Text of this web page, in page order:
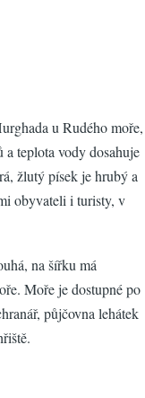
u Rudého moře,
teplota vody dosahuje
žlutý písek je hrubý a
obyvateli i turisty, v
na šířku má
Moře je dostupné po
půjčovna lehátek